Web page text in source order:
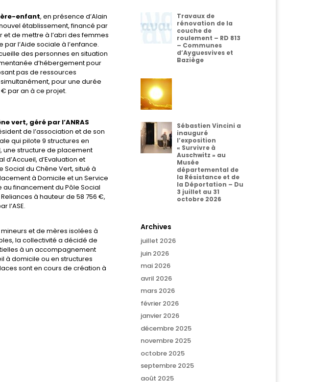
enfant, en présence d’Alain
établissement, financé par
et de mettre à l’abri des femmes
l’Aide sociale à l’enfance.
des personnes en situation
d’hébergement pour
pas de ressources
pour une durée
par an à ce projet.
vert, géré par l’ANRAS
de l’association et de son
qui pilote 9 structures en
une structure de placement
d’Evaluation et
Social du Chêne Vert, situé à
à Domicile et un Service
au financement du Pôle Social
à hauteur de 58 756 €,
l’ASE.
et de mères isolées à
la collectivité a décidé de
à un accompagnement
à domicile ou en structures
sont en cours de création à
Travaux de
rénovation de la
couche de
roulement – RD 813
– Communes
d’Ayguesvives et
Baziège
Sébastien Vincini a
inauguré
l’exposition
« Survivre à
Auschwitz » au
Musée
départemental de
la Résistance et de
la Déportation – Du
3 juillet au 31
octobre 2026
Archives
juillet 2026
juin 2026
mai 2026
avril 2026
mars 2026
février 2026
janvier 2026
décembre 2025
novembre 2025
octobre 2025
septembre 2025
août 2025